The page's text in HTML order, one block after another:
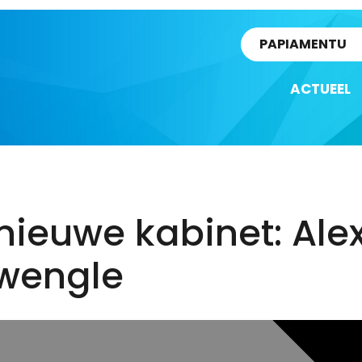
PAPIAMENTU
ACTUEEL
kabinet: